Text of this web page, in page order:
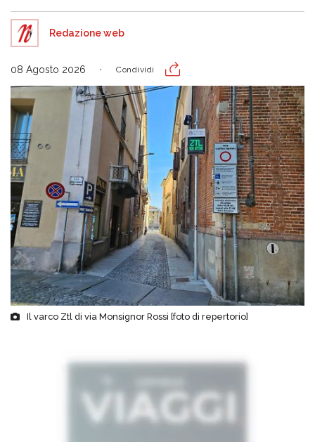
Redazione web
08 Agosto 2026 Condividi
Il varco Ztl di via Monsignor Rossi [foto di repertorio]